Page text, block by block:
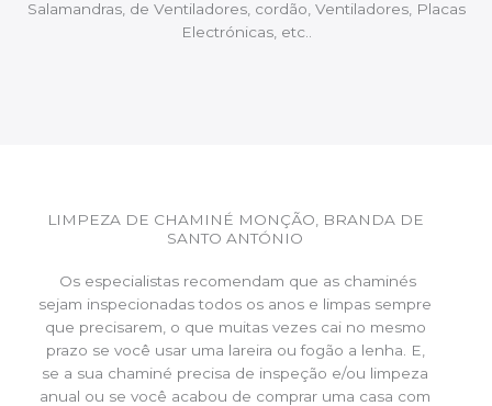
Salamandras, de Ventiladores, cordão, Ventiladores, Placas
Electrónicas, etc..
LIMPEZA DE CHAMINÉ MONÇÃO, BRANDA DE
SANTO ANTÓNIO
Os especialistas recomendam que as chaminés
sejam inspecionadas todos os anos e limpas sempre
que precisarem, o que muitas vezes cai no mesmo
prazo se você usar uma lareira ou fogão a lenha. E,
se a sua chaminé precisa de inspeção e/ou limpeza
anual ou se você acabou de comprar uma casa com